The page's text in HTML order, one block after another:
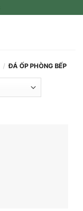
/ ĐÁ ỐP PHÒNG BẾP